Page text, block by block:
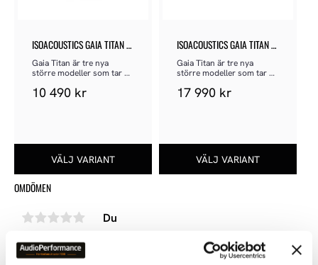
OMDÖMEN
Du
ISOACOUSTICS GAIA TITAN
Gaia Titan är tre nya
större modeller som tar
10 490 kr
ISOACOUSTICS GAIA TITAN
Gaia Titan är tre nya
större modeller som tar
17 990 kr